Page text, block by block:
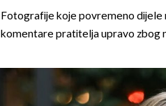
Fotografije koje povremeno dijele
komentare pratitelja upravo zbog